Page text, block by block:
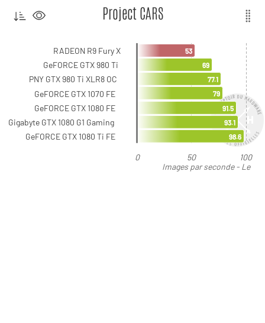
Images par seconde - Le
Project CARS
0 50 100
RADEON R9 Fury X
GeFORCE GTX 980 Ti
PNY GTX 980 Ti XLR8 OC
GeFORCE GTX 1070 FE
GeFORCE GTX 1080 FE
Gigabyte GTX 1080 G1 Gaming
GeFORCE GTX 1080 Ti FE
53
69
77.1
79
91.5
93.1
98.6